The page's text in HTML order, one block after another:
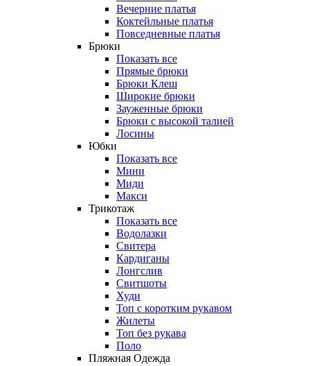
Вечерние платья
Коктейльные платья
Повседневные платья
Брюки
Показать все
Прямые брюки
Брюки Клеш
Широкие брюки
Зауженные брюки
Брюки с высокой талией
Лосины
Юбки
Показать все
Мини
Миди
Макси
Трикотаж
Показать все
Водолазки
Свитера
Кардиганы
Лонгслив
Свитшоты
Худи
Топ с коротким рукавом
Жилеты
Топ без рукава
Поло
Пляжная Одежда